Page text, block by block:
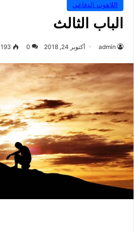
اللاهوت الدفاعي
الباب الثالث
admin أكتوبر 24, 2018 0
193